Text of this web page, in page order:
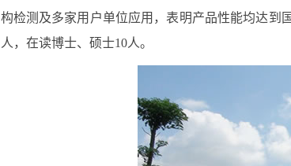
构检测及多家用户单位应用，表明产品性能均达到
人，在读博士、硕士10人。